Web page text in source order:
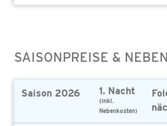
SAISONPREISE &
Saison 2026 1. Nacht
(inkl.
Nebenkosten)